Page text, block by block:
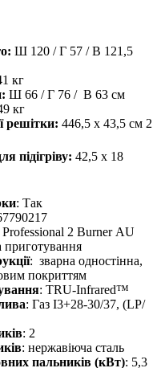
Ш 120 / Г 57 / В 121,5
кг
Ш 66 / Г 76 / В 63 см
кг
решітки: 446,5 х 43,5 см 2
підігріву: 42,5 х 18
: Так
Professional 2 Burner AU
приготування
: зварна одностінна,
покриттям
: TRU-Infrared™
: Газ I3+28-30/37, (LP/
: 2
: нержавіюча сталь
пальників (кВт): 5,3